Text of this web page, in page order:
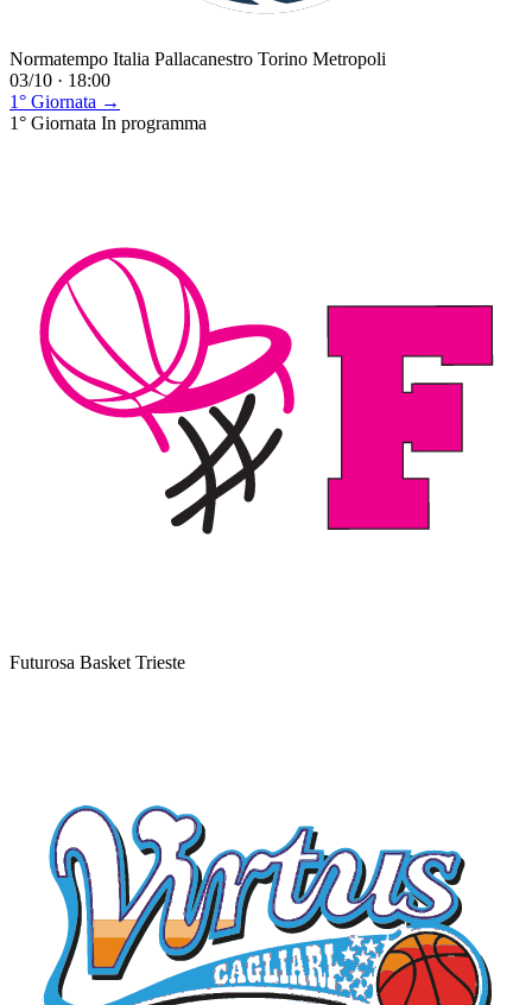
Normatempo Italia Pallacanestro Torino Metropoli
03/10 · 18:00
1° Giornata →
1° Giornata In programma
Futurosa Basket Trieste